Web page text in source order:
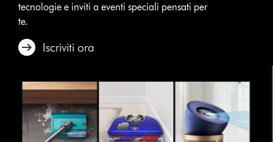
tecnologie e inviti a eventi speciali pensati per
te.
Iscriviti ora